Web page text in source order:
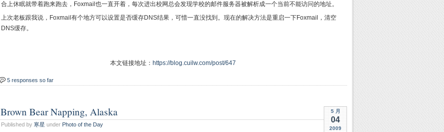
合上休眠就带着跑来跑去，Foxmail也一直开着，每次进出校网总会发现学校的邮件服务器被解析成一个当前不能访问的地址。
上次老板跟我说，Foxmail有个地方可以设置是否缓存DNS结果，可惜一直没找到。现在的解决方法是重启一下Foxmail，清空
DNS缓存。
本文链接地址： https://blog.cuilw.com/post/647
5 responses so far
5 月
04
2009
Brown Bear Napping, Alaska
Published by 寒星 under Photo of the Day